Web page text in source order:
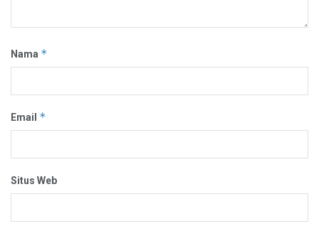
Nama *
Email *
Situs Web